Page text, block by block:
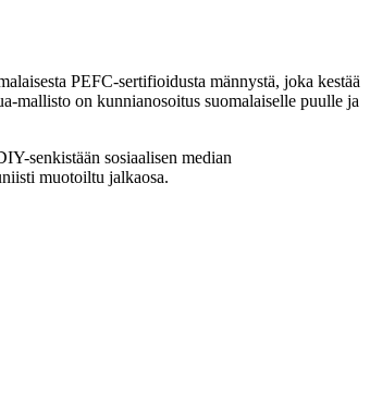
PEFC-sertifioidusta männystä, joka kestää
mallisto on kunnianosoitus suomalaiselle puulle ja
senkistään sosiaalisen median
muotoiltu jalkaosa.